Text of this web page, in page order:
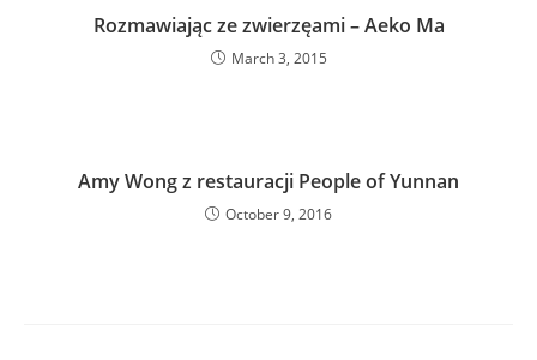
Rozmawiając ze zwierzęami – Aeko Ma
March 3, 2015
Amy Wong z restauracji People of Yunnan
October 9, 2016